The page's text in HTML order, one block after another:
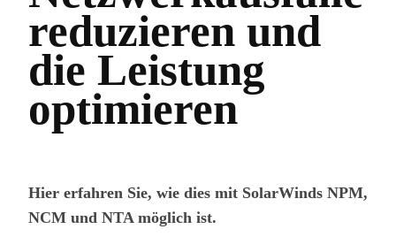
reduzieren und
die Leistung
optimieren
Hier erfahren Sie, wie dies mit SolarWinds NPM,
NCM und NTA möglich ist.